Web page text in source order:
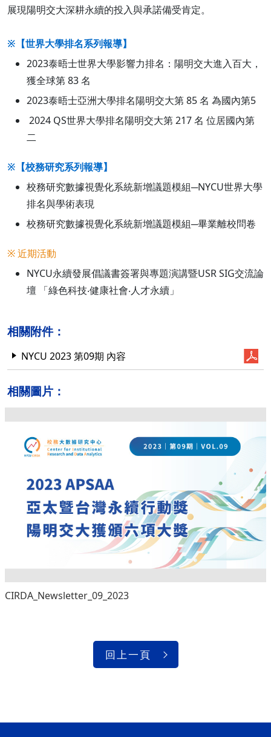
展現陽明交大深耕永續的投入與承諾備受肯定。
※【世界大學排名系列報導】
2023泰晤士世界大學影響力排名：陽明交大進入百大，
獲全球第 83 名
2023泰晤士亞洲大學排名陽明交大第 85 名 為國內第5
2024 QS世界大學排名陽明交大第 217 名 位居國內第
二
※【校務研究系列報導】
校務研究數據視覺化系統新增議題模組─NYCU世界大學
排名與學術表現
校務研究數據視覺化系統新增議題模組─畢業離校問卷
※ 近期活動
NYCU永續發展倡議書簽署與專題演講暨USR SIG交流論
壇 「綠色科技‧健康社會‧人才永續」
相關附件：
NYCU 2023 第09期 內容
相關圖片：
CIRDA_Newsletter_09_2023
回上一頁